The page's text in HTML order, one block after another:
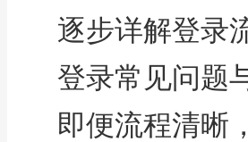
逐步详解登录
登录常见问题
即便流程清晰